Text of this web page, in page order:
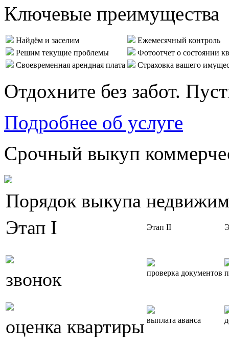
Ключевые преимущества
Найдём и заселим
Ежемесячный контроль
Решим текущие проблемы
Фотоотчет о состоянии
Своевременная арендная плата
Страховка вашего
Отдохните без забот.
Подробнее об услуге
Срочный выкуп
Порядок выкупа
Этап I
Этап II
звонок проверка документов
оценка квартиры выплата аванса